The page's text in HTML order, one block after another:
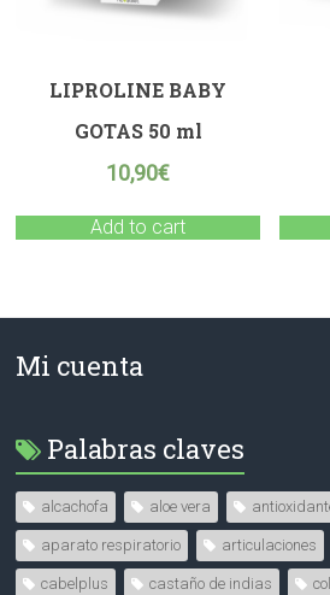
LIPROLINE BABY
GOTAS 50 ml
10,90€
Add to cart
Mi cuenta
Palabras claves
alcachofa aloe vera
aparato respiratorio articulaciones
cabelplus castaño de indias